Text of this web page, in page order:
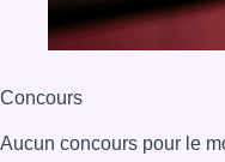
Concours
Aucun concours pour le